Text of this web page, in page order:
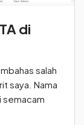
di
salah
saya. Nama